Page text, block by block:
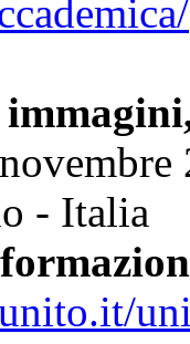
- Italia